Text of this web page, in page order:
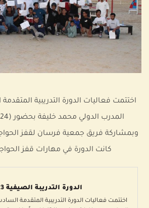
اختتمت فعاليات الدورة التدريبية
وبمشاركة فريق جمعية فرسان لقفز
كانت الدورة في مهارات قفز
الدورة التدريبة الصيفية 2023
اختتمت فعاليات الدورة التدريبية المتقدمة